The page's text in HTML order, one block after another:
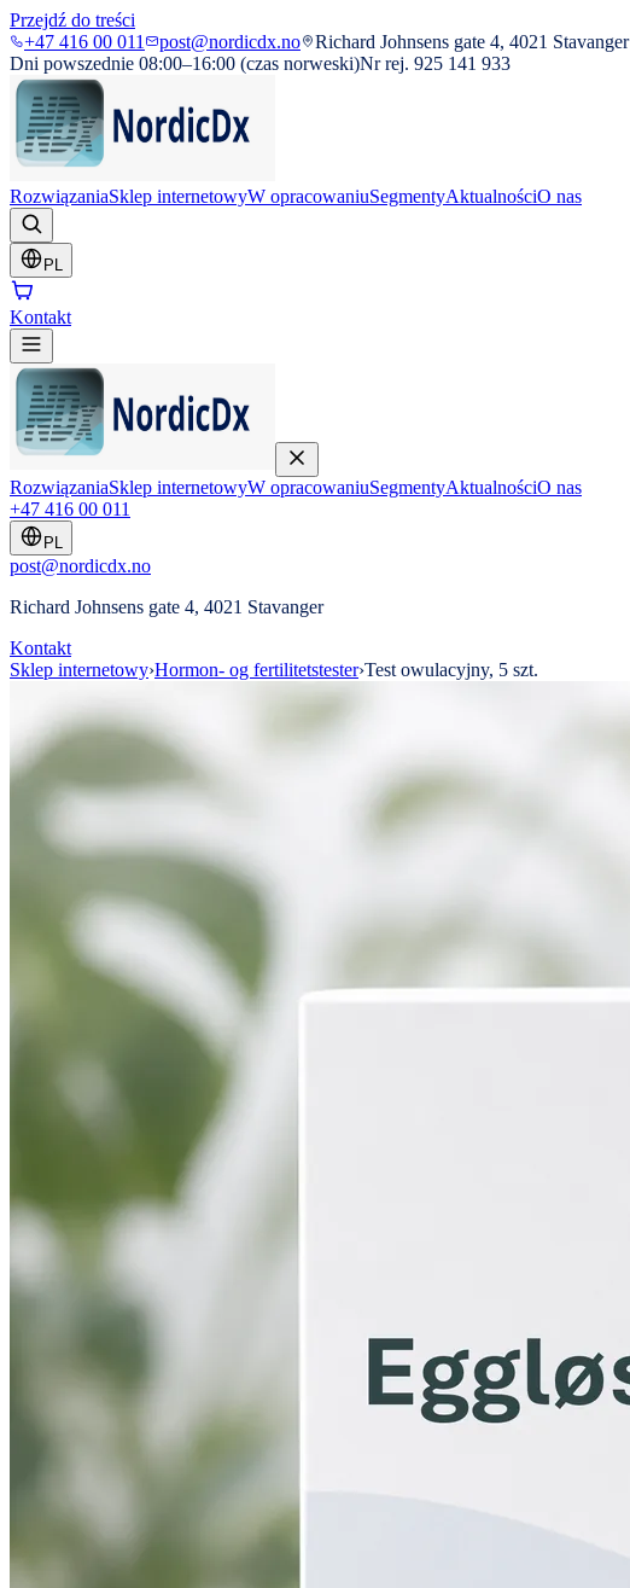
Przejdź do treści
+47 416 00 011
post@nordicdx.no
Richard Johnsens gate 4, 4021 Stavanger
Dni powszednie 08:00–16:00 (czas norweski)Nr rej. 925 141 933
RozwiązaniaSklep internetowyW opracowaniuSegmentyAktualnościO nas
PL
Kontakt
RozwiązaniaSklep internetowyW opracowaniuSegmentyAktualnościO nas
+47 416 00 011
PL
post@nordicdx.no
Richard Johnsens gate 4, 4021 Stavanger
Kontakt
Sklep internetowy›Hormon- og fertilitetstester›Test owulacyjny, 5 szt.